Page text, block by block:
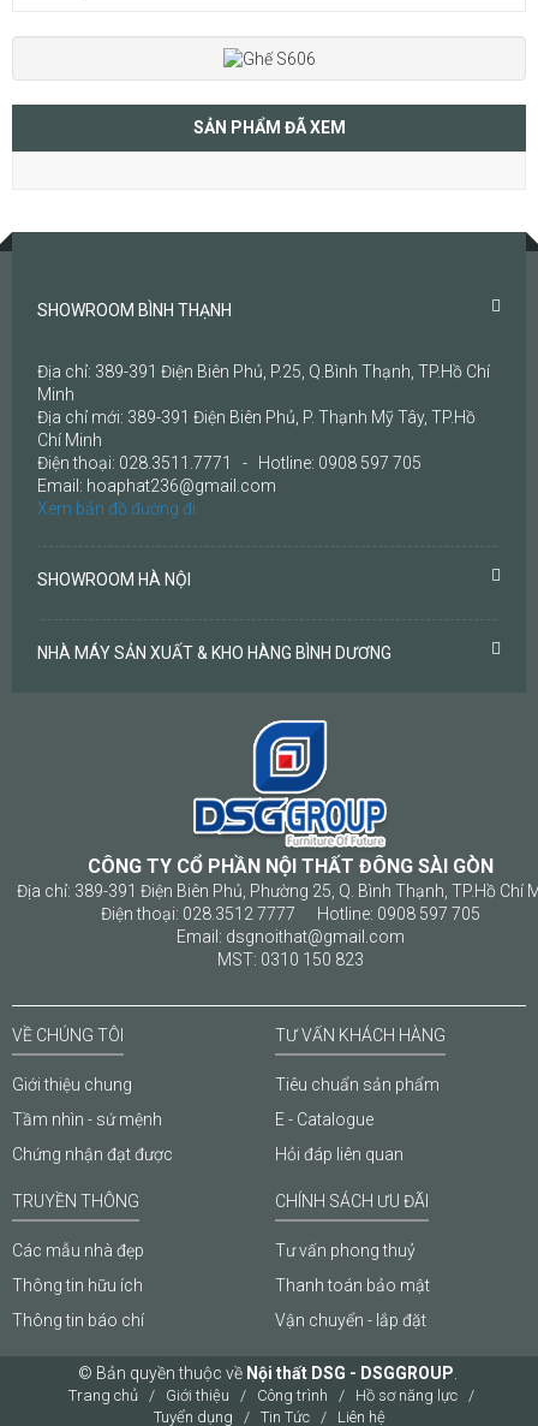
SẢN PHẨM ĐÃ XEM
SHOWROOM BÌNH THẠNH
Địa chỉ: 389-391 Điện Biên Phủ, P.25, Q.Bình Thạnh, TP.Hồ Chí
Minh
Địa chỉ mới: 389-391 Điện Biên Phủ, P. Thạnh Mỹ Tây, TP.Hồ
Chí Minh
Điện thoại: 028.3511.7771 - Hotline: 0908 597 705
Email: hoaphat236@gmail.com
Xem bản đồ đường đi
SHOWROOM HÀ NỘI
NHÀ MÁY SẢN XUẤT & KHO HÀNG BÌNH DƯƠNG
CÔNG TY CỔ PHẦN NỘI THẤT ĐÔNG SÀI GÒN
Địa chỉ: 389-391 Điện Biên Phủ, Phường 25, Q. Bình Thạnh, TP.Hồ Chí
Điện thoại: 028.3512 7777 Hotline: 0908 597 705
Email: dsgnoithat@gmail.com
MST: 0310 150 823
VỀ CHÚNG TÔI
Giới thiệu chung
Tầm nhìn - sứ mệnh
Chứng nhận đạt được
TƯ VẤN KHÁCH HÀNG
Tiêu chuẩn sản phẩm
E - Catalogue
Hỏi đáp liên quan
TRUYỀN THÔNG
Các mẫu nhà đẹp
Thông tin hữu ích
Thông tin báo chí
CHÍNH SÁCH ƯU ĐÃI
Tư vấn phong thuỷ
Thanh toán bảo mật
Vận chuyển - lắp đặt
© Bản quyền thuộc về Nội thất DSG - DSGGROUP.
Trang chủ Giới thiệu Công trình
Hồ sơ năng lực
Tuyển dụng
Tin Tức Liên hệ